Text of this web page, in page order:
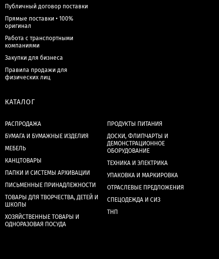
Публичный договор поставки
Прямые поставки • 100%
оригинал
Работа с транспортными
компаниями
Закупки для бизнеса
Правила продажи для
физических лиц
КАТАЛОГ
РАСПРОДАЖА
БУМАГА И БУМАЖНЫЕ ИЗДЕЛИЯ
МЕБЕЛЬ
КАНЦТОВАРЫ
ПАПКИ И СИСТЕМЫ АРХИВАЦИИ
ПИСЬМЕННЫЕ ПРИНАДЛЕЖНОСТИ
ТОВАРЫ ДЛЯ ТВОРЧЕСТВА, ДЕТЕЙ И
ШКОЛЫ
ХОЗЯЙСТВЕННЫЕ ТОВАРЫ И
ОДНОРАЗОВАЯ ПОСУДА
ПРОДУКТЫ ПИТАНИЯ
ДОСКИ, ФЛИПЧАРТЫ И
ДЕМОНСТРАЦИОННОЕ
ОБОРУДОВАНИЕ
ТЕХНИКА И ЭЛЕКТРИКА
УПАКОВКА И МАРКИРОВКА
ОТРАСЛЕВЫЕ ПРЕДЛОЖЕНИЯ
СПЕЦОДЕЖДА И СИЗ
ТНП